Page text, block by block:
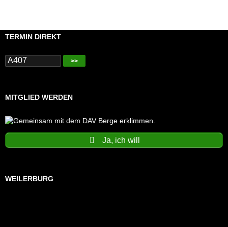
TERMIN DIREKT
>>
MITGLIED WERDEN
Ja, ich will
WEILERBURG